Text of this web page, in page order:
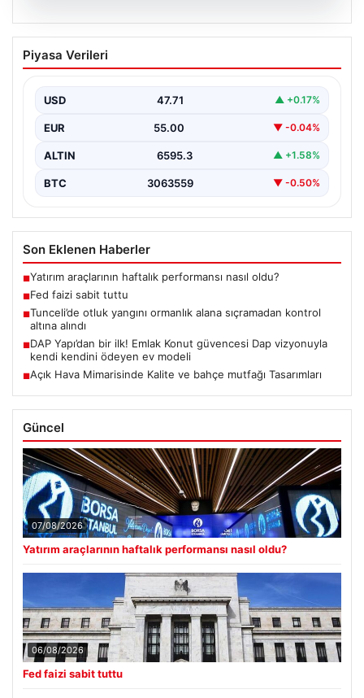
Fed faizi sabit tuttu
Piyasa Verileri
USD 47.71 ▲ +0.17%
EUR 55.00 ▼ -0.04%
ALTIN 6595.3 ▲ +1.58%
BTC 3063559 ▼ -0.50%
Son Eklenen Haberler
■Yatırım araçlarının haftalık performansı nasıl oldu?
■Fed faizi sabit tuttu
■Tunceli’de otluk yangını ormanlık alana sıçramadan kontrol
altına alındı
■DAP Yapı’dan bir ilk! Emlak Konut güvencesi Dap vizyonuyla
kendi kendini ödeyen ev modeli
■Açık Hava Mimarisinde Kalite ve bahçe mutfağı Tasarımları
Güncel
07/08/2026
Yatırım araçlarının haftalık performansı nasıl oldu?
06/08/2026
Fed faizi sabit tuttu